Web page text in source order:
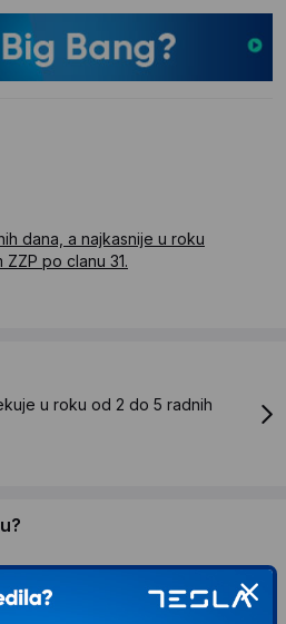
dana, a najkasnije u roku
ZZP po clanu 31.
u roku od 2 do 5 radnih